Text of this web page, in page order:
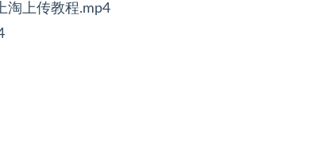
淘上传教程.mp4